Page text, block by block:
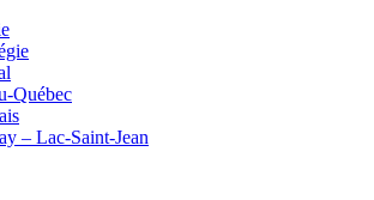
Québec
– Lac-Saint-Jean